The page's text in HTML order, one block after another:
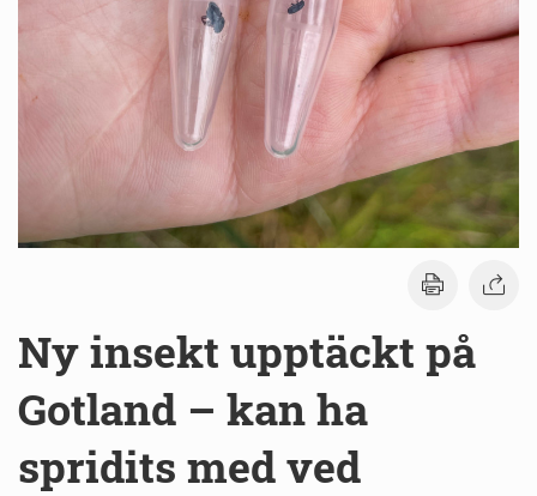
Ny insekt upptäckt på
Gotland – kan ha
spridits med ved